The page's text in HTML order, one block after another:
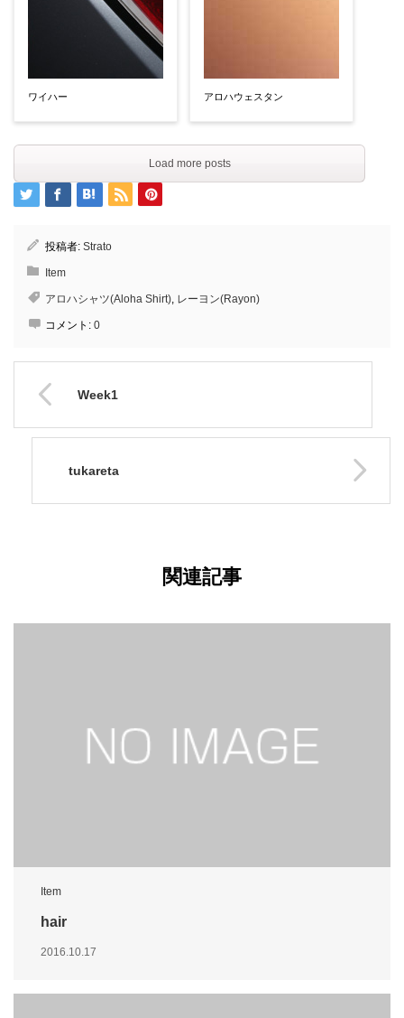
ワイハー アロハウェスタン
Load more posts
投稿者: Strato
Item
アロハシャツ(Aloha Shirt), レーヨン(Rayon)
コメント: 0
Week1
tukareta
関連記事
Item
hair
2016.10.17